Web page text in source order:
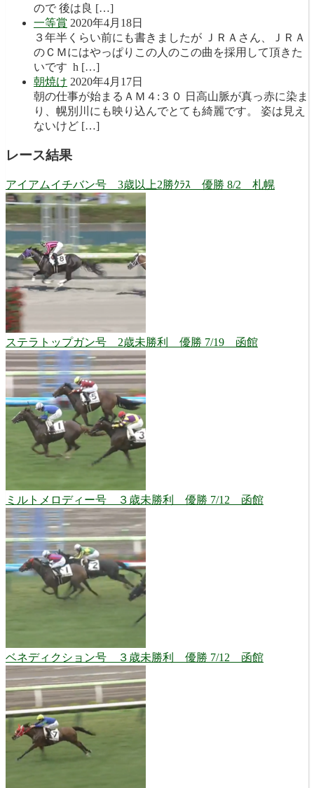
ので 後は良 […]
一等賞 2020年4月18日
３年半くらい前にも書きましたが ＪＲＡさん、ＪＲＡ
のＣＭにはやっぱりこの人のこの曲を採用して頂きた
いです h […]
朝焼け 2020年4月17日
朝の仕事が始まるＡＭ４:３０ 日高山脈が真っ赤に染ま
り、幌別川にも映り込んでとても綺麗です。 姿は見え
ないけど […]
レース結果
アイアムイチバン号 3歳以上2勝ｸﾗｽ 優勝 8/2 札幌
ステラトップガン号 2歳未勝利 優勝 7/19 函館
ミルトメロディー号 ３歳未勝利 優勝 7/12 函館
ベネディクション号 ３歳未勝利 優勝 7/12 函館